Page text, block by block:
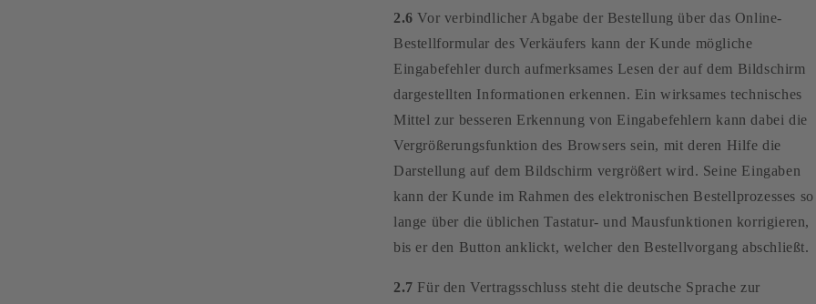
2.6 Vor verbindlicher Abgabe der Bestellung über das Online-
Bestellformular des Verkäufers kann der Kunde mögliche
Eingabefehler durch aufmerksames Lesen der auf dem Bildschirm
dargestellten Informationen erkennen. Ein wirksames technisches
Mittel zur besseren Erkennung von Eingabefehlern kann dabei die
Vergrößerungsfunktion des Browsers sein, mit deren Hilfe die
Darstellung auf dem Bildschirm vergrößert wird. Seine Eingaben
kann der Kunde im Rahmen des elektronischen Bestellprozesses so
lange über die üblichen Tastatur- und Mausfunktionen korrigieren,
bis er den Button anklickt, welcher den Bestellvorgang abschließt.
2.7 Für den Vertragsschluss steht die deutsche Sprache zur